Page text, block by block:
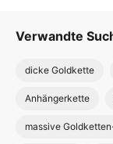
Verwandte
dicke Goldkette
Anhängerkette
massive